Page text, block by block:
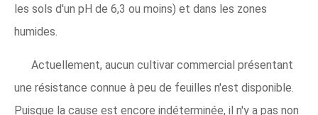
les sols d'un pH de 6,3 ou moins) et dans les zones
humides.
Actuellement, aucun cultivar commercial présentant
une résistance connue à peu de feuilles n'est disponible.
Puisque la cause est encore indéterminée, il n'y a pas non